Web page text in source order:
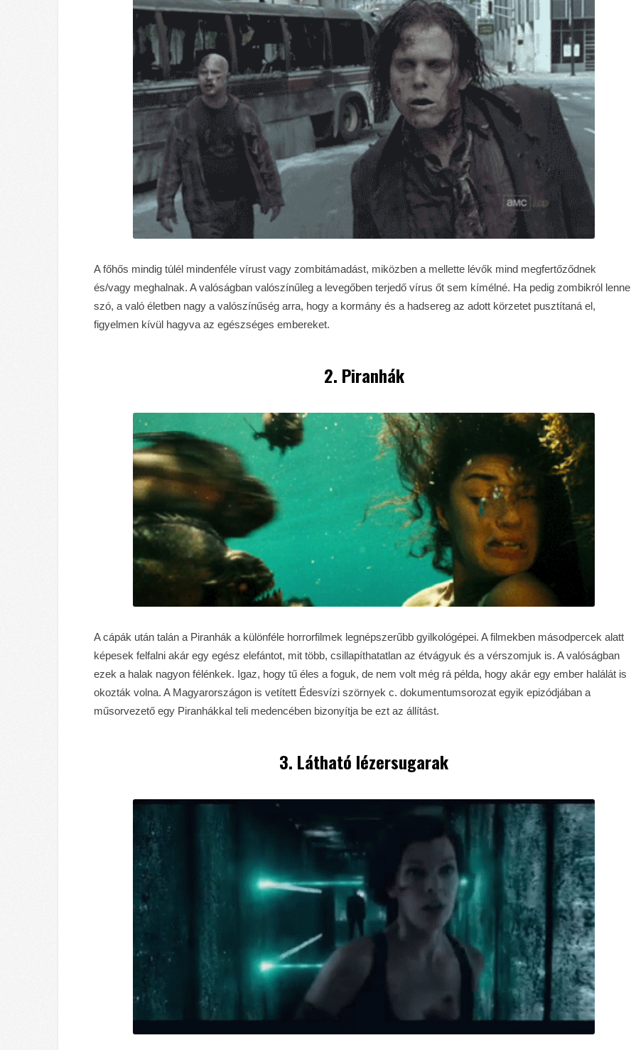
A főhős mindig túlél mindenféle vírust vagy zombitámadást, miközben a mellette lévők mind megfertőződnek
és/vagy meghalnak. A valóságban valószínűleg a levegőben terjedő vírus őt sem kímélné. Ha pedig zombikról lenne
szó, a való életben nagy a valószínűség arra, hogy a kormány és a hadsereg az adott körzetet pusztítaná el,
figyelmen kívül hagyva az egészséges embereket.
2. Piranhák
A cápák után talán a Piranhák a különféle horrorfilmek legnépszerűbb gyilkológépei. A filmekben másodpercek alatt
képesek felfalni akár egy egész elefántot, mit több, csillapíthatatlan az étvágyuk és a vérszomjuk is. A valóságban
ezek a halak nagyon félénkek. Igaz, hogy tű éles a foguk, de nem volt még rá példa, hogy akár egy ember halálát is
okozták volna. A Magyarországon is vetített Édesvízi szörnyek c. dokumentumsorozat egyik epizódjában a
műsorvezető egy Piranhákkal teli medencében bizonyítja be ezt az állítást.
3. Látható lézersugarak